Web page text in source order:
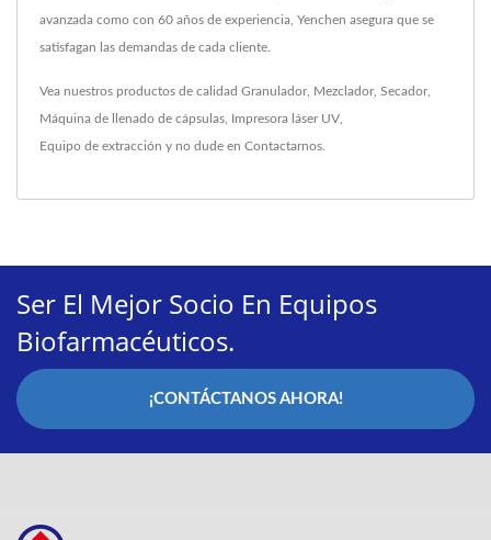
avanzada como con 60 años de experiencia, Yenchen asegura que se
satisfagan las demandas de cada cliente.
Vea nuestros productos de calidad Granulador, Mezclador, Secador,
Máquina de llenado de cápsulas Impresora láser UV
Equipo de extracción y no dude en Contactarnos
Ser El Mejor Socio En Equipos
Biofarmacéuticos.
¡CONTÁCTANOS AHORA!